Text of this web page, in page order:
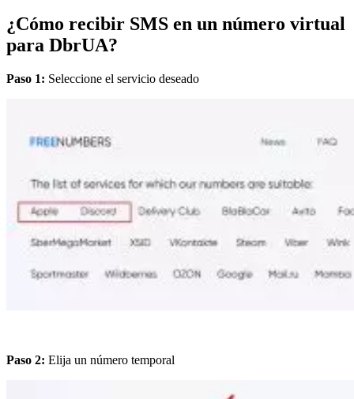
¿Cómo recibir SMS en un número virtual
para DbrUA?
Paso 1: Seleccione el servicio deseado
Paso 2: Elija un número temporal